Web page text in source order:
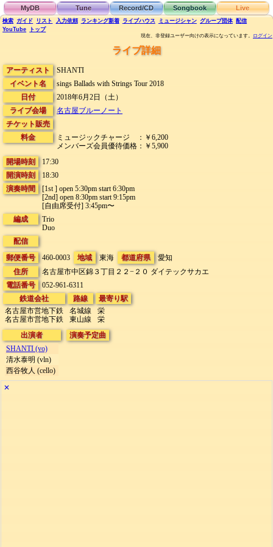
MyDB Tune Record/CD Songbook Live
検索 ガイド リスト 入力依頼 ランキング新着 ライブハウス ミュージシャン グループ団体 配信
YouTube
トップ
現在、非登録ユーザー向けの表示になっています。 ログイン
ライブ詳細
アーティスト
SHANTI
イベント名
sings Ballads with Strings Tour 2018
日付
2018年6月2日（土）
ライブ会場
名古屋ブルーノート
チケット販売
料金
ミュージックチャージ ：￥6,200
メンバーズ会員優待価格：￥5,900
開場時刻
17:30
開演時刻
18:30
演奏時間
[1st ] open 5:30pm start 6:30pm
[2nd] open 8:30pm start 9:15pm
[自由席受付] 3:45pm〜
編成
Trio
Duo
配信
郵便番号
460-0003 地域 東海 都道府県
愛知
住所
名古屋市中区錦３丁目２２−２０ ダイテックサカエ
電話番号
052-961-6311
鉄道会社
名古屋市営地下鉄
名古屋市営地下鉄
路線
名城線
東山線
最寄り駅
栄
栄
出演者
SHANTI (vo)
清水泰明 (vln)
西谷牧人 (cello)
演奏予定曲
✕